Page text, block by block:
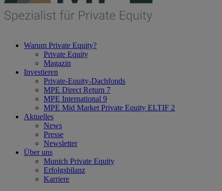
Warum Private Equity?
Private Equity
Magazin
Investieren
Private-Equity-Dachfonds
MPE Direct Return 7
MPE International 9
MPE Mid Market Private Equity ELTIF 2
Aktuelles
News
Presse
Newsletter
Über uns
Munich Private Equity
Erfolgsbilanz
Karriere